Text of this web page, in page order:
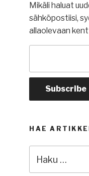
Mikäli haluat
sähköpostiisi,
allaolevaan
HAE